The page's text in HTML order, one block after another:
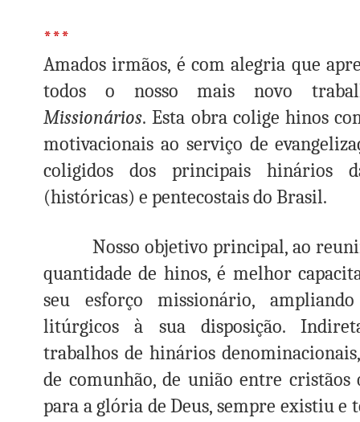
***
Amados irmãos, é com alegria que
todos o nosso mais novo
Missionários.Esta obra colige hinos
motivacionais ao serviço de
coligidos dos principais hinários
(históricas) e pentecostais do Brasil.
Nosso objetivo principal, ao
quantidade de hinos, é melhor
seu esforço missionário,
litúrgicos à sua disposição.
trabalhos de hinários
de comunhão, de união entre
para a glória de Deus, sempre existiu e